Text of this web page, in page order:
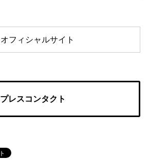
オフィシャルサイト
プレスコンタクト